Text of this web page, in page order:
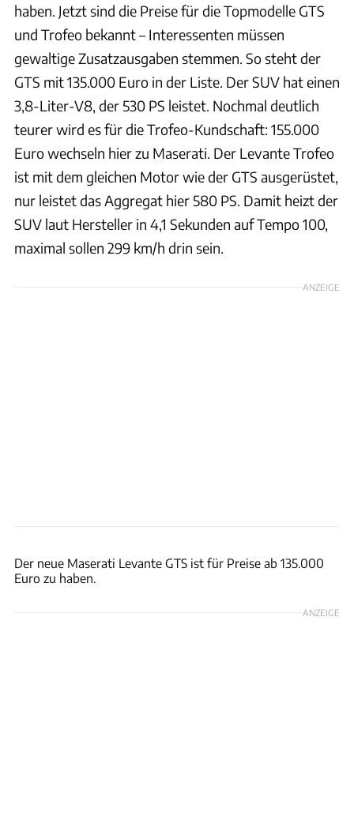
haben. Jetzt sind die Preise für die Topmodelle GTS
und Trofeo bekannt – Interessenten müssen
gewaltige Zusatzausgaben stemmen. So steht der
GTS mit 135.000 Euro in der Liste. Der SUV hat einen
3,8-Liter-V8, der 530 PS leistet. Nochmal deutlich
teurer wird es für die Trofeo-Kundschaft: 155.000
Euro wechseln hier zu Maserati. Der Levante Trofeo
ist mit dem gleichen Motor wie der GTS ausgerüstet,
nur leistet das Aggregat hier 580 PS. Damit heizt der
SUV laut Hersteller in 4,1 Sekunden auf Tempo 100,
maximal sollen 299 km/h drin sein.
ANZEIGE
Der neue Maserati Levante GTS ist für Preise ab 135.000
Euro zu haben.
ANZEIGE